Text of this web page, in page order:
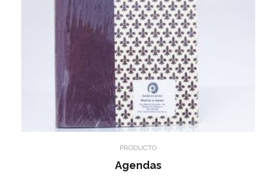
PRODUCTO
Agendas